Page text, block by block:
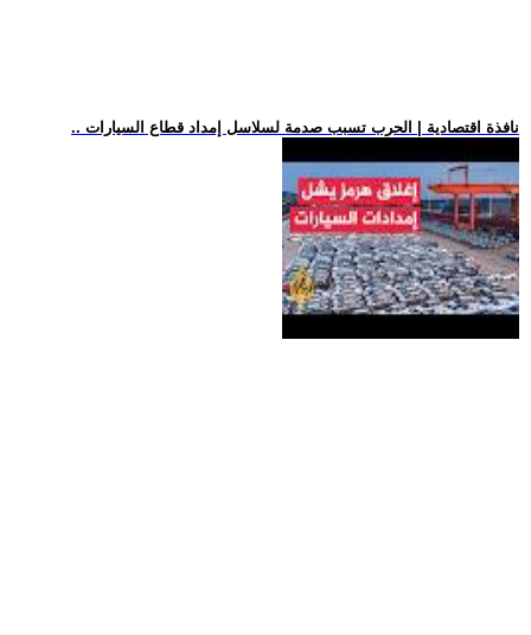
.. نافذة اقتصادية | الحرب تسبب صدمة لسلاسل إمداد قطاع السيارات